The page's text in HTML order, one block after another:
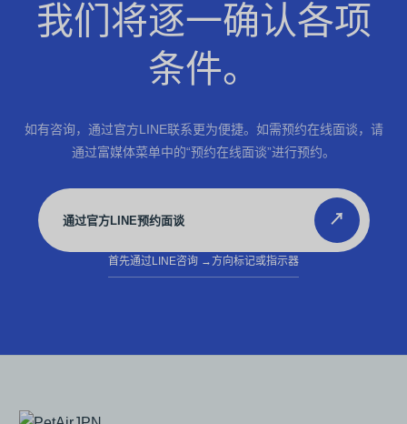
我们将逐一确认各项
条件。
如有咨询，通过官方LINE联系更为便捷。如需预约在线面谈，请
通过富媒体菜单中的“预约在线面谈”进行预约。
通过官方LINE预约面谈 ↗
首先通过LINE咨询 →方向标记或指示器